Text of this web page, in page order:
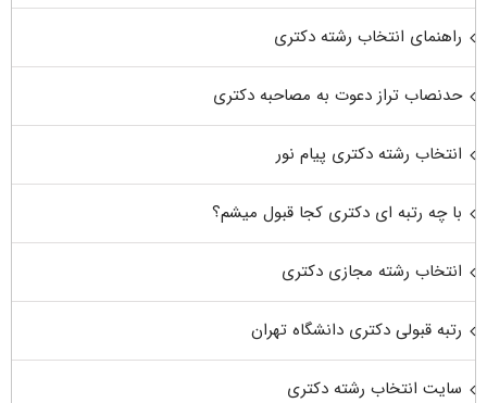
راهنمای انتخاب رشته دکتری
حدنصاب تراز دعوت به مصاحبه دکتری
انتخاب رشته دکتری پیام نور
با چه رتبه ای دکتری کجا قبول میشم؟
انتخاب رشته مجازی دکتری
رتبه قبولی دکتری دانشگاه تهران
سایت انتخاب رشته دکتری